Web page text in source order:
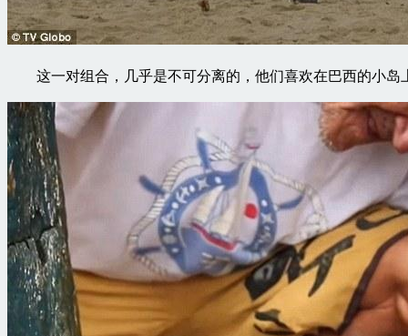
这一对组合，几乎是不可分离的，他们喜欢在巴西的小岛